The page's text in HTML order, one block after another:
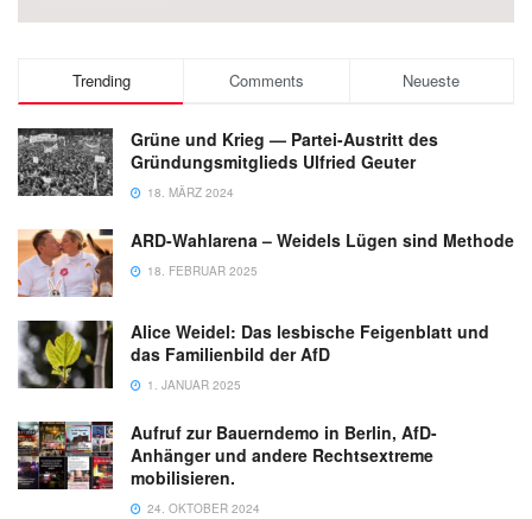
Trending Comments Neueste
Grüne und Krieg — Partei-Austritt des
Gründungsmitglieds Ulfried Geuter
18. MÄRZ 2024
ARD-Wahlarena – Weidels Lügen sind Methode
18. FEBRUAR 2025
Alice Weidel: Das lesbische Feigenblatt und
das Familienbild der AfD
1. JANUAR 2025
Aufruf zur Bauerndemo in Berlin, AfD-
Anhänger und andere Rechtsextreme
mobilisieren.
24. OKTOBER 2024